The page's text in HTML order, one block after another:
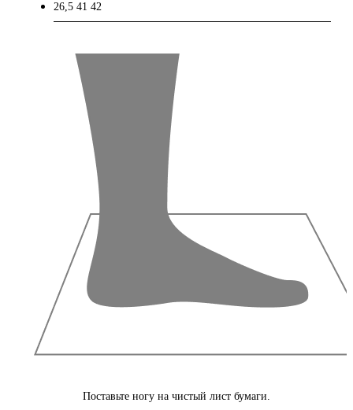
26,5 41 42
Поставьте ногу на чистый лист бумаги.